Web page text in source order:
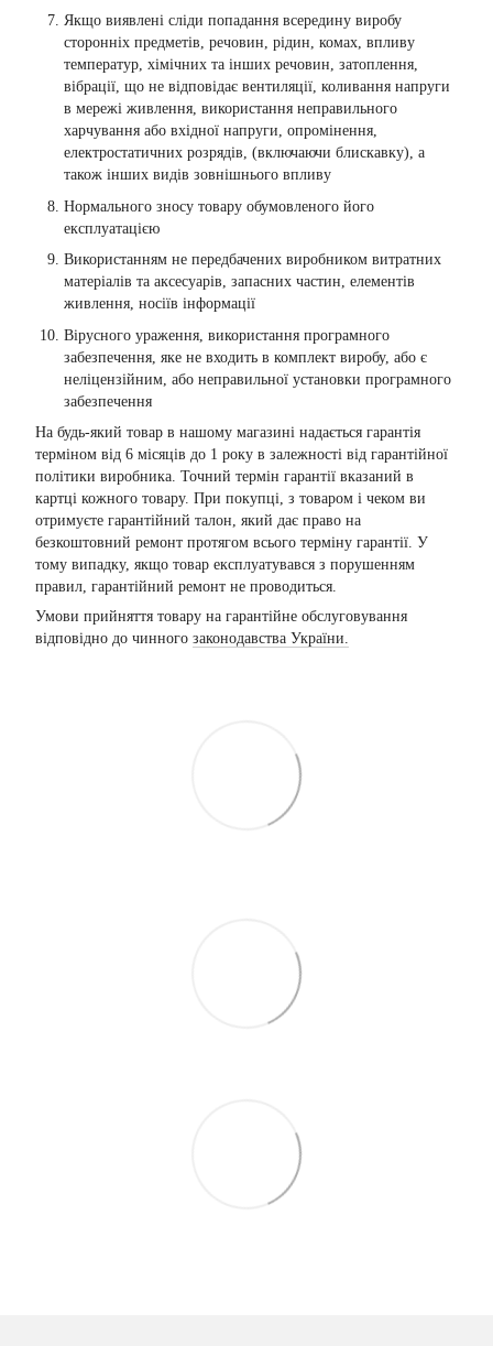
Якщо виявлені сліди попадання всередину виробу
сторонніх предметів, речовин, рідин, комах, впливу
температур, хімічних та інших речовин, затоплення,
вібрації, що не відповідає вентиляції, коливання напруги
в мережі живлення, використання неправильного
харчування або вхідної напруги, опромінення,
електростатичних розрядів, (включаючи блискавку), а
також інших видів зовнішнього впливу
Нормального зносу товару обумовленого його
експлуатацією
Використанням не передбачених виробником витратних
матеріалів та аксесуарів, запасних частин, елементів
живлення, носіїв інформації
Вірусного ураження, використання програмного
забезпечення, яке не входить в комплект виробу, або є
неліцензійним, або неправильної установки програмного
забезпечення
На будь-який товар в нашому магазині надається гарантія
терміном від 6 місяців до 1 року в залежності від гарантійної
політики виробника. Точний термін гарантії вказаний в
картці кожного товару. При покупці, з товаром і чеком ви
отримуєте гарантійний талон, який дає право на
безкоштовний ремонт протягом всього терміну гарантії. У
тому випадку, якщо товар експлуатувався з порушенням
правил, гарантійний ремонт не проводиться.
Умови прийняття товару на гарантійне обслуговування
відповідно до чинного законодавства України.